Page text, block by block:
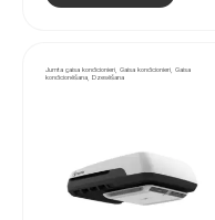
Jumta gaisa kondicionieri, Gaisa kondicionieri, Gaisa
kondicionēšana, Dzesēšana